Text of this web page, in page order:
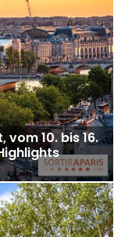
vom 10. bis 16.